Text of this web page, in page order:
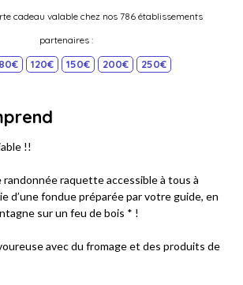
cadeau valable chez nos 786 établissements
partenaires :
80€ 120€ 150€ 200€ 250€
!!
randonnée raquette accessible à tous à
d’une fondue préparée par votre guide, en
sur un feu de bois * !
avec du fromage et des produits de